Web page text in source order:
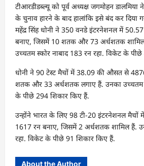
टीआरडीडब्ल्यू को पूर्व अध्यक्ष जगमोहन डालमिया
के चुनाव हारने के बाद हालांकि इसे बंद कर दिया
महेंद्र सिंह धोनी ने 350 वनडे इंटरनेशनल में
बनाए, जिसमें 10 शतक और 73 अर्धशतक शामिल
उच्चतम स्कोर नाबाद 183 रन रहा. विकेट के
धोनी ने 90 टेस्ट मैचों में 38.09 की औसत से
शतक और 33 अर्धशतक लगाए हैं. उनका उच्चतम
के पीछे 294 शिकार किए हैं.
उन्होंने भारत के लिए 98 टी-20 इंटरनेशनल
1617 रन बनाए, जिसमें 2 अर्धशतक शामिल हैं.
रहा. विकेट के पीछे 91 शिकार किए हैं.
About the Author